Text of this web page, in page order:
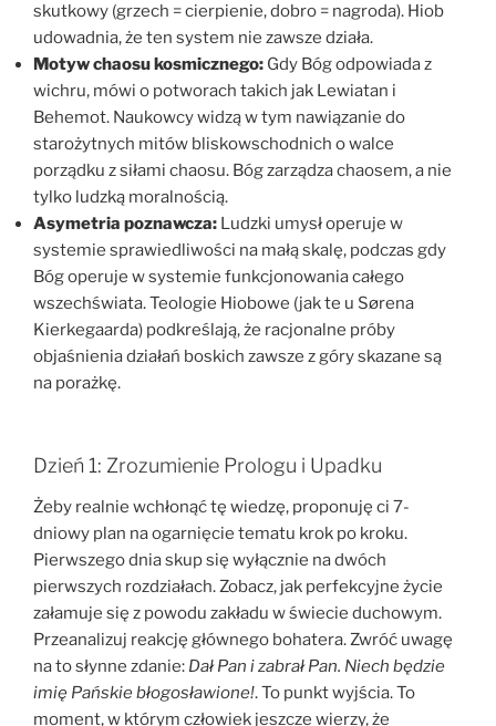
skutkowy (grzech = cierpienie, dobro = nagroda). Hiob
udowadnia, że ten system nie zawsze działa.
Motyw chaosu kosmicznego: Gdy Bóg odpowiada z
wichru, mówi o potworach takich jak Lewiatan i
Behemot. Naukowcy widzą w tym nawiązanie do
starożytnych mitów bliskowschodnich o walce
porządku z siłami chaosu. Bóg zarządza chaosem, a nie
tylko ludzką moralnością.
Asymetria poznawcza: Ludzki umysł operuje w
systemie sprawiedliwości na małą skalę, podczas gdy
Bóg operuje w systemie funkcjonowania całego
wszechświata. Teologie Hiobowe (jak te u Sørena
Kierkegaarda) podkreślają, że racjonalne próby
objaśnienia działań boskich zawsze z góry skazane są
na porażkę.
Dzień 1: Zrozumienie Prologu i Upadku
Żeby realnie wchłonąć tę wiedzę, proponuję ci 7-
dniowy plan na ogarnięcie tematu krok po kroku.
Pierwszego dnia skup się wyłącznie na dwóch
pierwszych rozdziałach. Zobacz, jak perfekcyjne życie
załamuje się z powodu zakładu w świecie duchowym.
Przeanalizuj reakcję głównego bohatera. Zwróć uwagę
na to słynne zdanie: Dał Pan i zabrał Pan. Niech będzie
imię Pańskie błogosławione!. To punkt wyjścia. To
moment, w którym człowiek jeszcze wierzy, że